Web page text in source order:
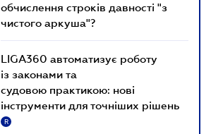
обчислення строків давності "з
чистого аркуша"?
LIGA360 автоматизує роботу
із законами та
судовою практикою: нові
інструменти для точніших рішень
R